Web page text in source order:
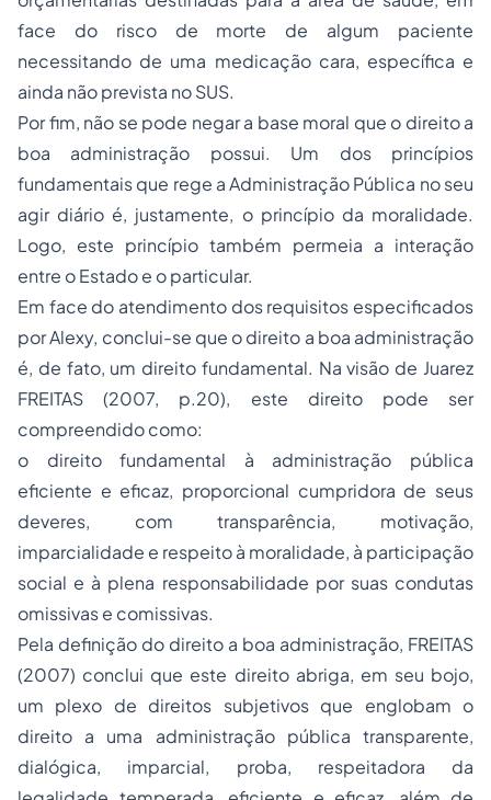
face do risco de morte de algum paciente
necessitando de uma medicação cara, específica e
ainda não prevista no SUS.
Por fim, não se pode negar a base moral que o direito a
boa administração possui. Um dos princípios
fundamentais que rege a Administração Pública no seu
agir diário é, justamente, o princípio da moralidade.
Logo, este princípio também permeia a interação
entre o Estado e o particular.
Em face do atendimento dos requisitos especificados
por Alexy, conclui-se que o direito a boa administração
é, de fato, um direito fundamental. Na visão de Juarez
FREITAS (2007, p.20), este direito pode ser
compreendido como:
o direito fundamental à administração pública
eficiente e eficaz, proporcional cumpridora de seus
deveres, com transparência, motivação,
imparcialidade e respeito à moralidade, à participação
social e à plena responsabilidade por suas condutas
omissivas e comissivas.
Pela definição do direito a boa administração, FREITAS
(2007) conclui que este direito abriga, em seu bojo,
um plexo de direitos subjetivos que englobam o
direito a uma administração pública transparente,
dialógica, imparcial, proba, respeitadora da